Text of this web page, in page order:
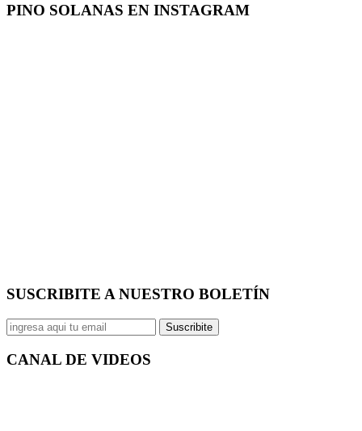
PINO SOLANAS EN INSTAGRAM
SUSCRIBITE A NUESTRO BOLETÍN
Suscribite
CANAL DE VIDEOS